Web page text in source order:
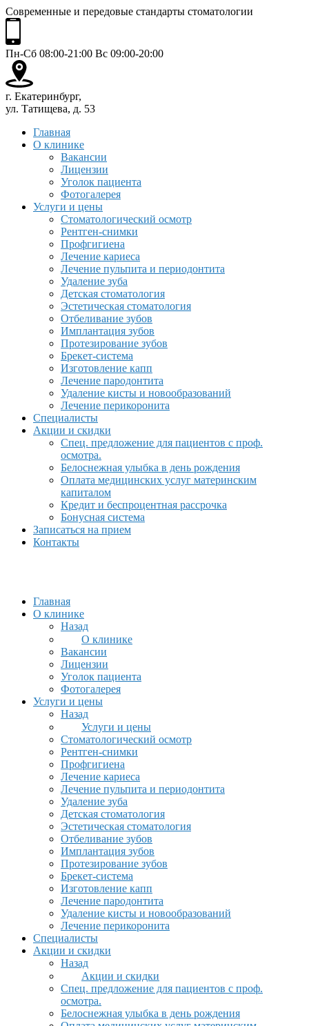
Современные и передовые стандарты стоматологии
Пн-Сб 08:00-21:00 Вс 09:00-20:00
г. Екатеринбург,
ул. Татищева, д. 53
Главная
О клинике
Вакансии
Лицензии
Уголок пациента
Фотогалерея
Услуги и цены
Стоматологический осмотр
Рентген-снимки
Профгигиена
Лечение кариеса
Лечение пульпита и периодонтита
Удаление зуба
Детская стоматология
Эстетическая стоматология
Отбеливание зубов
Имплантация зубов
Протезирование зубов
Брекет-система
Изготовление капп
Лечение пародонтита
Удаление кисты и новообразований
Лечение перикоронита
Специалисты
Акции и скидки
Спец. предложение для пациентов с проф.
осмотра.
Белоснежная улыбка в день рождения
Оплата медицинских услуг материнским
капиталом
Кредит и беспроцентная рассрочка
Бонусная система
Записаться на прием
Контакты
Главная
О клинике
Назад
О клинике
Вакансии
Лицензии
Уголок пациента
Фотогалерея
Услуги и цены
Назад
Услуги и цены
Стоматологический осмотр
Рентген-снимки
Профгигиена
Лечение кариеса
Лечение пульпита и периодонтита
Удаление зуба
Детская стоматология
Эстетическая стоматология
Отбеливание зубов
Имплантация зубов
Протезирование зубов
Брекет-система
Изготовление капп
Лечение пародонтита
Удаление кисты и новообразований
Лечение перикоронита
Специалисты
Акции и скидки
Назад
Акции и скидки
Спец. предложение для пациентов с проф.
осмотра.
Белоснежная улыбка в день рождения